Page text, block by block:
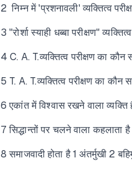
2 निम्न में 'प्रशनावली' व्यक्तित्व
3 "रोर्शा स्याही धब्बा परीक्षण"
4 C. A. T.व्यक्तित्व परीक्षण का कौन
5 T. A. T.व्यक्तित्व परीक्षण का कौन
6 एकांत में विश्वास रखने वाला
7 सिद्धान्तों पर चलने वाला कहलाता
8 समाजवादी होता है 1 अंतर्मुखी 2